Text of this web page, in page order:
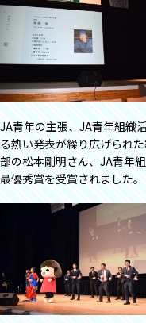
JA青年の主張、JA青年組織
る熱い発表が繰り広げられ
部の松本剛明さん、JA青年
最優秀賞を受賞されました